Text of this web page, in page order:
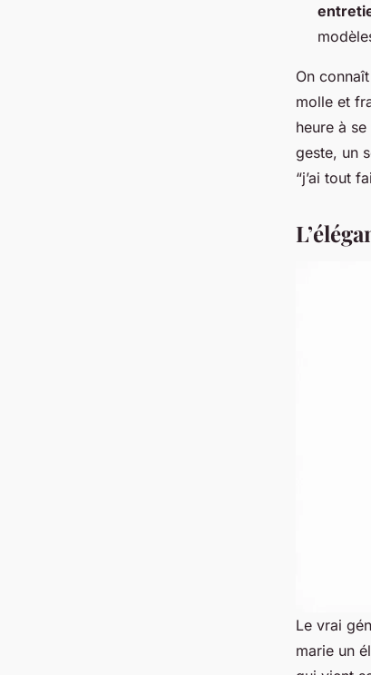
On
molle et
heure à
geste, un
“j’ai tout
Le vrai
marie un